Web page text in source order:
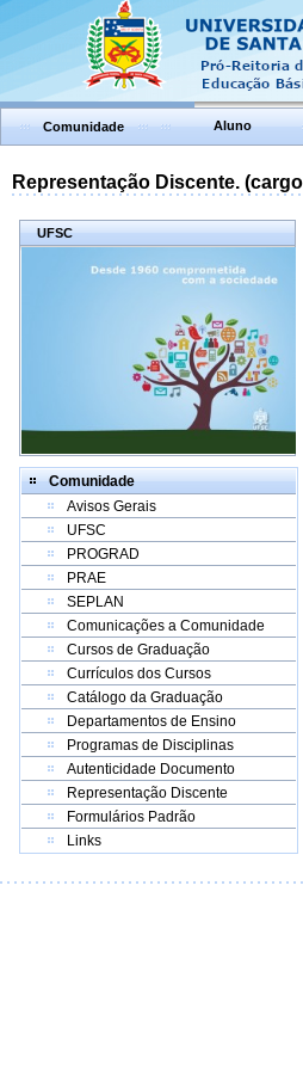
Comunidade Aluno
Representação Discente.
UFSC
Comunidade
Avisos Gerais
UFSC
PROGRAD
PRAE
SEPLAN
Comunicações a Comunidade
Cursos de Graduação
Currículos dos Cursos
Catálogo da Graduação
Departamentos de Ensino
Programas de Disciplinas
Autenticidade Documento
Representação Discente
Formulários Padrão
Links